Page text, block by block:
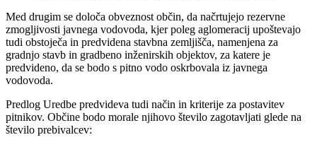
Med drugim se določa obveznost občin, da načrtujejo rezervne
zmogljivosti javnega vodovoda, kjer poleg aglomeracij upoštevajo
tudi obstoječa in predvidena stavbna zemljišča, namenjena za
gradnjo stavb in gradbeno inženirskih objektov, za katere je
predvideno, da se bodo s pitno vodo oskrbovala iz javnega
vodovoda.
Predlog Uredbe predvideva tudi način in kriterije za postavitev
pitnikov. Občine bodo morale njihovo število zagotavljati glede na
število prebivalcev: